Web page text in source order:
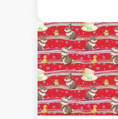
зайчики